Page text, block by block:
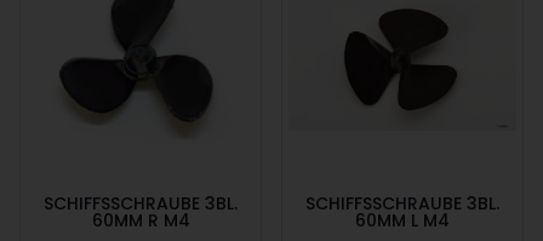
SCHIFFSSCHRAUBE 3BL.
60MM R M4
SCHIFFSSCHRAUBE 3BL.
60MM L M4